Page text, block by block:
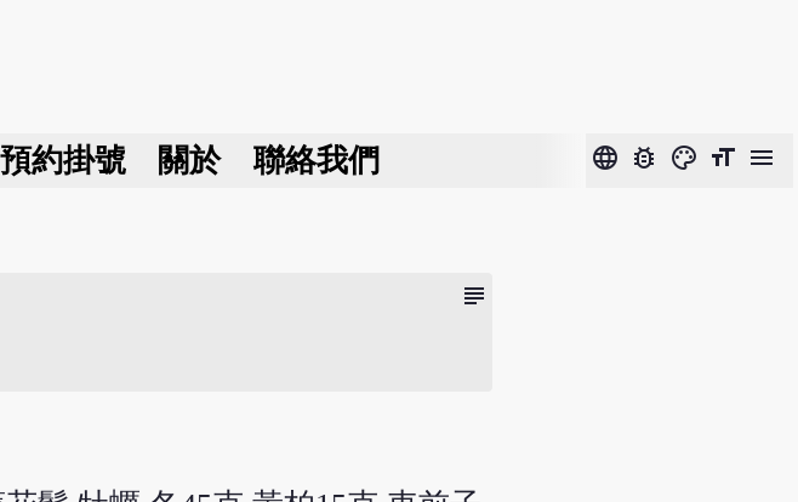
預約掛號 關於 聯絡我們 language bug_report color_lens format_size menu
subject